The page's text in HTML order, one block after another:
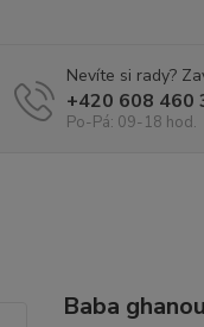
Nevíte si rady?
+420 608 460
Po-Pá: 09-18 hod.
Baba